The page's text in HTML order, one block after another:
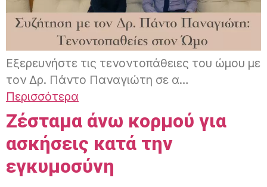
Εξερευνήστε τις τενοντοπάθειες του ώμου με
τον Δρ. Πάντο Παναγιώτη σε α…
Περισσότερα
Ζέσταμα άνω κορμού για
ασκήσεις κατά την
εγκυμοσύνη